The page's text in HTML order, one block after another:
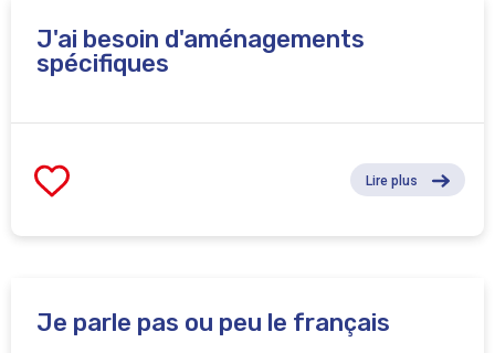
J'ai besoin d'aménagements
spécifiques
Lire plus
Je parle pas ou peu le français